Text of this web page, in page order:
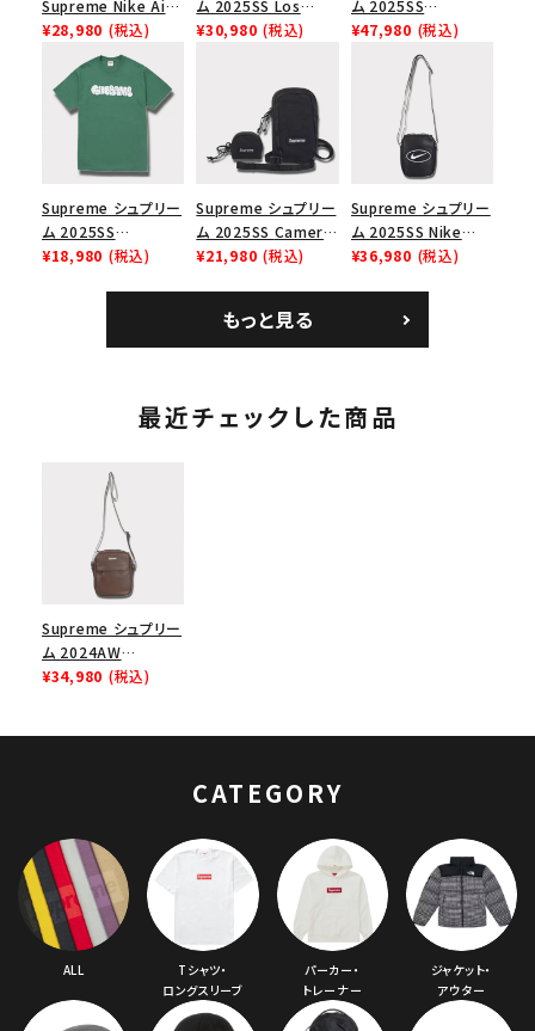
Supreme Nike Air
Force 1 Low シュプ
リーム ナイキエアフォ
ース１スニーカー シ
ューズ ホワイト
¥28,980 (税込)
ム 2025SS Los
Angeles Fire Relief
スロゴTシャツ ホワ
¥30,980 (税込)
ム 2025SS
Backpack バックパッ
ク ブラック 黒
¥47,980 (税込)
Supreme シュプリー
ム 2025SS
Homerun Tee ホー
¥18,980 (税込)
Supreme シュプリー
ム 2025SS Camera
Bag + Mini Pouch
¥21,980 (税込)
Supreme シュプリー
ム 2025SS Nike
Leather Shoulder
¥36,980 (税込)
もっと見る
最近チェックした商品
Supreme シュプリー
ム 2024AW
Leather Shoulder
¥34,980 (税込)
CATEGORY
ALL
Tシャツ・
ロングスリーブ
パーカー・
トレーナー
ジャケット・
アウター